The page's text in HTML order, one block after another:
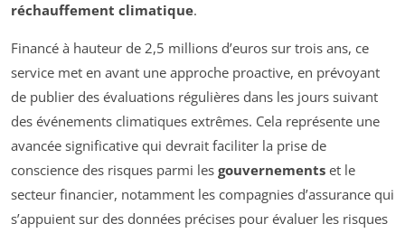
réchauffement climatique.
Financé à hauteur de 2,5 millions d’euros sur trois ans, ce
service met en avant une approche proactive, en prévoyant
de publier des évaluations régulières dans les jours suivant
des événements climatiques extrêmes. Cela représente une
avancée significative qui devrait faciliter la prise de
conscience des risques parmi les gouvernements et le
secteur financier, notamment les compagnies d’assurance qui
s’appuient sur des données précises pour évaluer les risques